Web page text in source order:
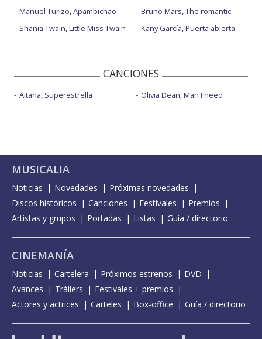
Manuel Turizo, Apambichao
Shania Twain, Little Miss Twain
Bruno Mars, The romantic
Kany García, Puerta abierta
CANCIONES
Aitana, Superestrella Olivia Dean, Man I need
MUSICALIA
Noticias Novedades
Próximas novedades
Discos históricos
Canciones Festivales
Premios
Artistas y grupos
Portadas Listas Guía / directorio
CINEMANÍA
Noticias Cartelera Próximos estrenos
DVD
Avances
Tráilers
Festivales + premios
Actores y actrices
Carteles Box-office Guía / directorio